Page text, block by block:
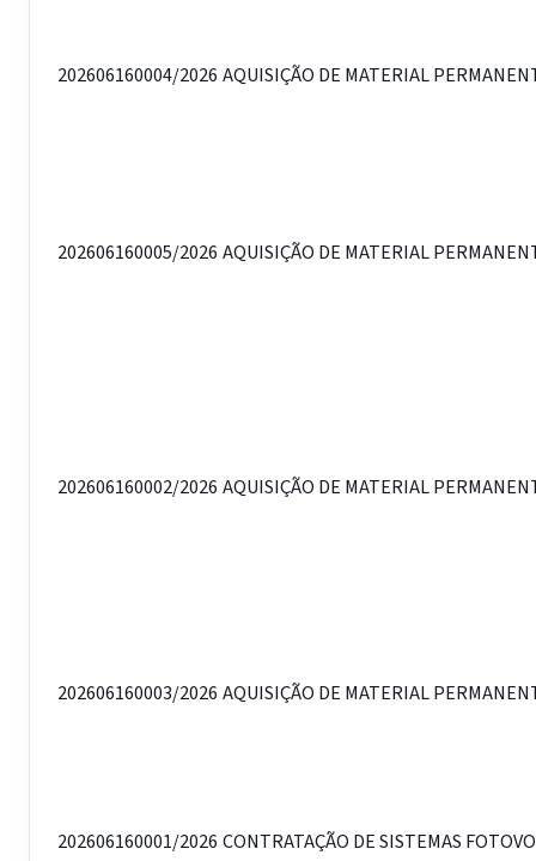
202606160004/2026 AQUISIÇÃO DE MATERIAL
202606160005/2026 AQUISIÇÃO DE MATERIAL
202606160002/2026 AQUISIÇÃO DE MATERIAL
202606160003/2026 AQUISIÇÃO DE MATERIAL
202606160001/2026 CONTRATAÇÃO DE SISTEMAS